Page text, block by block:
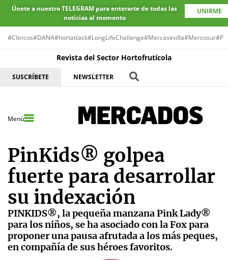
Únete a nuestro TELEGRAM para enterarte de todas las
noticias al momento
UNIRME
#Cítricos#DANA#hortattack#LongLifeChallenge#Mercasevilla#Mercosur
Revista del Sector Hortofrutícola
SUSCRÍBETE NEWSLETTER
Menú
PinKids® golpea
fuerte para desarrollar
su indexación
PINKIDS®, la pequeña manzana Pink Lady®
para los niños, se ha asociado con la Fox para
proponer una pausa afrutada a los más peques,
en compañía de sus héroes favoritos.